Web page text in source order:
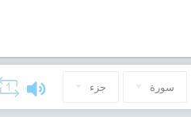
سورة جزء